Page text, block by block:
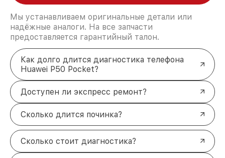
Мы устанавливаем оригинальные детали или
надёжные аналоги. На все запчасти
предоставляется гарантийный талон.
Как долго длится диагностика телефона
Huawei P50 Pocket?
Доступен ли экспресс ремонт?
Сколько длится починка?
Сколько стоит диагностика?